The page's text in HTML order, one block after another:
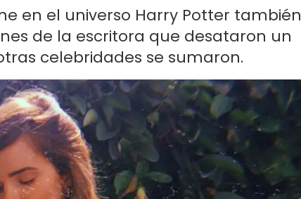
en el universo Harry Potter también
de la escritora que desataron un
celebridades se sumaron.